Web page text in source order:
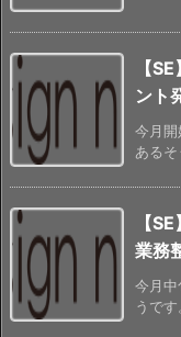
【
ント
今月開
ある
【
業務
今月中
うで